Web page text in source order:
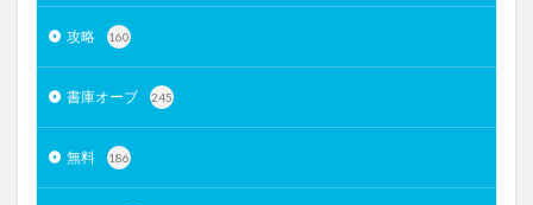
攻略 160
書庫オーブ 245
無料 186